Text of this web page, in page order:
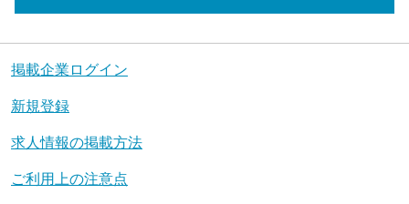
掲載企業ログイン
新規登録
求人情報の掲載方法
ご利用上の注意点